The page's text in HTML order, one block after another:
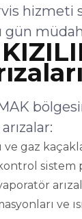
hizmeti
gün
ve gaz
sistem
ve